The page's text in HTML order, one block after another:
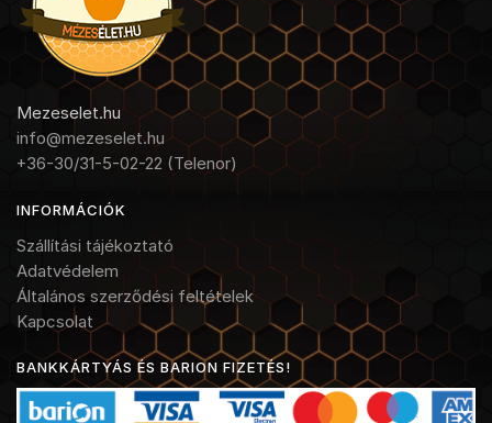
Mezeselet.hu
info@mezeselet.hu
+36-30/31-5-02-22 (Telenor)
INFORMÁCIÓK
Szállítási tájékoztató
Adatvédelem
Általános szerződési feltételek
Kapcsolat
BANKKÁRTYÁS ÉS BARION FIZETÉS!